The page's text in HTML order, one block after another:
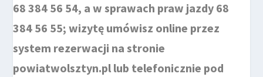
68 384 56 54, a w sprawach praw jazdy 68
384 56 55; wizytę umówisz online przez
system rezerwacji na stronie
powiatwolsztyn.pl lub telefonicznie pod